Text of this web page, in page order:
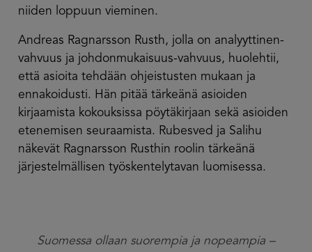
niiden loppuun vieminen.
Andreas Ragnarsson Rusth, jolla on analyyttinen-
vahvuus ja johdonmukaisuus-vahvuus, huolehtii,
että asioita tehdään ohjeistusten mukaan ja
ennakoidusti. Hän pitää tärkeänä asioiden
kirjaamista kokouksissa pöytäkirjaan sekä asioiden
etenemisen seuraamista. Rubesved ja Salihu
näkevät Ragnarsson Rusthin roolin tärkeänä
järjestelmällisen työskentelytavan luomisessa.
Suomessa ollaan suorempia ja nopeampia –